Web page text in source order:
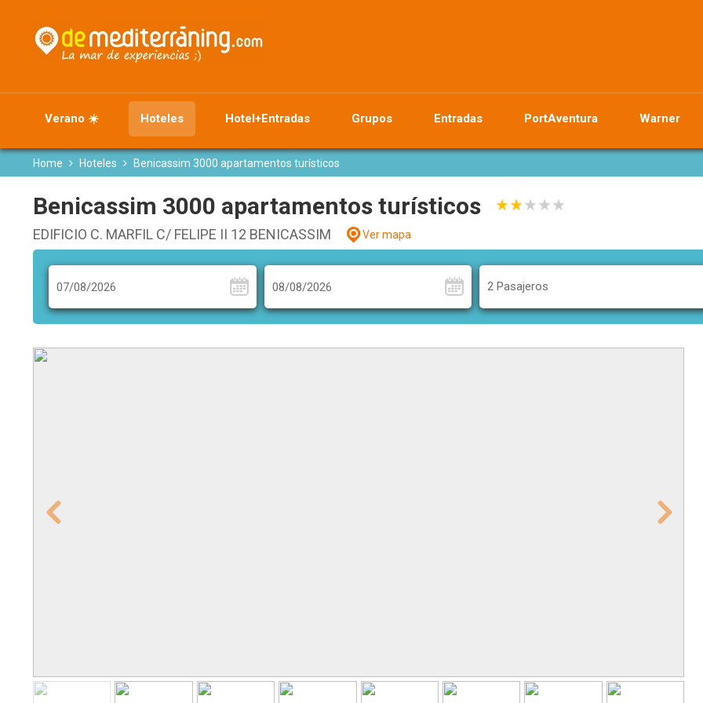
Verano ☀️ Hoteles Hotel+Entradas Grupos Entradas PortAventura Warner
Home Hoteles Benicassim 3000 apartamentos turísticos
Benicassim 3000 apartamentos turísticos
EDIFICIO C. MARFIL C/ FELIPE II 12 BENICASSIM Ver mapa
2 Pasajeros